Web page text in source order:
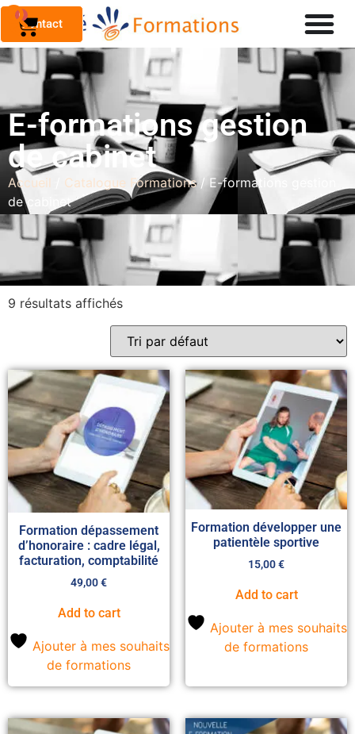
Contact
0
E-formations gestion
de cabinet
Accueil Catalogue Formations/ E-formations gestion
de cabinet
9 résultats affichés
Formation dépassement
d’honoraire : cadre légal,
facturation, comptabilité
49,00€
Add to cart
Ajouter à mes souhaits
de formations
Formation développer une
patientèle sportive
15,00€
Add to cart
Ajouter à mes souhaits
de formations